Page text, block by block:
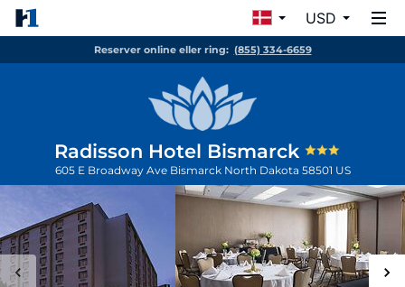
USD
Reserver online eller ring: (855) 334-6659
Radisson Hotel Bismarck
605 E Broadway Ave Bismarck North Dakota 58501 US